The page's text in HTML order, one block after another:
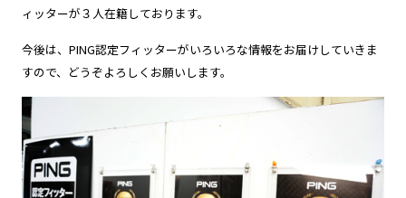
ィッターが３人在籍しております。
今後は、PING認定フィッターがいろいろな情報をお届けしていきま
すので、どうぞよろしくお願いします。